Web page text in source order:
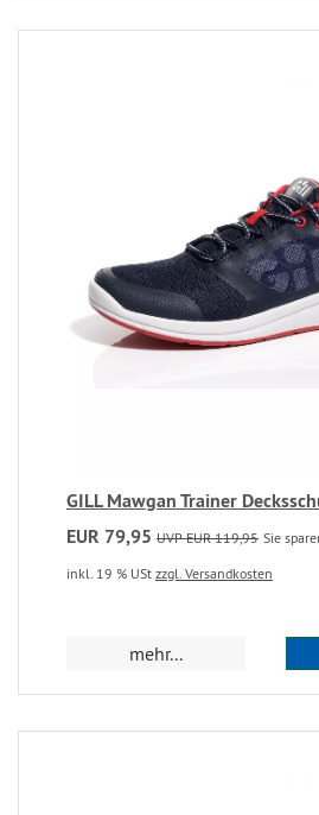
GILL Mawgan Trainer
EUR 79,95 UVP EUR 119,95 Sie
inkl. 19 % USt zzgl. Versandkosten
mehr...